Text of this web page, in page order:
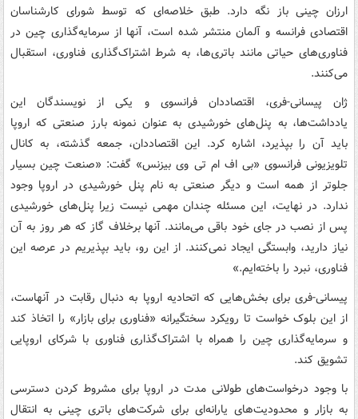
ارزان چینی باز نگه دارد. طبق خلاصه‌ای که توسط شورای کارشناسان
اقتصادی فرانسه و آلمان منتشر شده است، آنها از سرمایه‌گذاری چین در
فناوری‌های حیاتی مانند باتری‌ها، به شرط اشتراک‌گذاری فناوری، استقبال
می‌کنند.
ژان پیسانی-فری، اقتصاددان فرانسوی و یکی از نویسندگان این
یادداشت‌ها، به پنل‌های خورشیدی به عنوان نمونه بارز صنعتی که اروپا
باید آن را بپذیرد، اشاره کرد. این اقتصاددان، جمعه گذشته، به کانال
تلویزیونی فرانسوی «بی اف ام تی وی بیزنس» گفت: «صنعت چین بسیار
جلوتر از همه است و دیگر صنعتی به نام پنل خورشیدی در اروپا وجود
ندارد. در نهایت، این مسئله چندان مهمی نیست زیرا پنل‌های خورشیدی
پس از نصب در جای خود باقی می‌مانند. آنها برخلاف گاز که هر روز به آن
نیاز دارید، وابستگی ایجاد نمی‌کنند. از این رو، باید بپذیریم در عرصه این
فناوری‌، نبرد را باخته‌ایم.»
پیسانی-فری برای بخش‌هایی که اتحادیه اروپا به دنبال رقابت در آنهاست،
از این بلوک خواست تا رویکرد سختگیرانه «فناوری برای بازار» را اتخاذ کند
و سرمایه‌گذاری چین را همراه با اشتراک‌گذاری فناوری با شرکای اروپایی
تشویق کند.
با وجود درخواست‌های طولانی مدت در اروپا برای مشروط کردن دسترسی
به بازار و محدودیت‌های یارانه‌ای برای شرکت‌های باتری چینی به انتقال